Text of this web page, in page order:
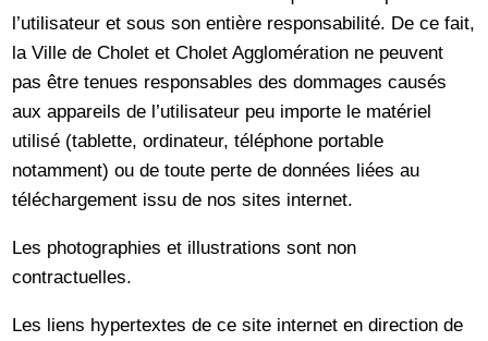
l’utilisateur et sous son entière responsabilité. De ce fait,
la Ville de Cholet et Cholet Agglomération ne peuvent
pas être tenues responsables des dommages causés
aux appareils de l’utilisateur peu importe le matériel
utilisé (tablette, ordinateur, téléphone portable
notamment) ou de toute perte de données liées au
téléchargement issu de nos sites internet.
Les photographies et illustrations sont non
contractuelles.
Les liens hypertextes de ce site internet en direction de